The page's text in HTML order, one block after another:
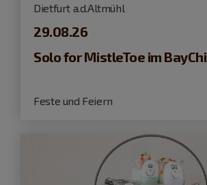
Dietfurt a.d.Altmühl
29.08.26
Solo for MistleToe im BayChi
Feste und Feiern